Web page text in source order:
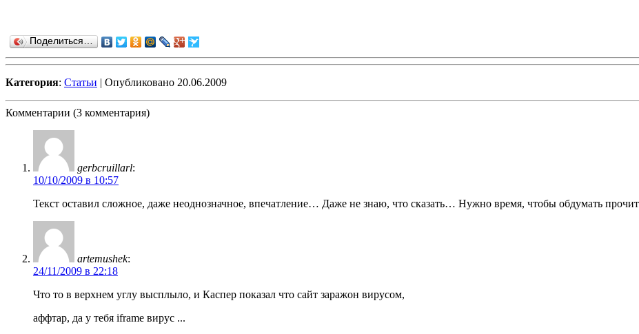
Поделиться…
Категория: Статьи | Опубликовано 20.06.2009
Комментарии (3 комментария)
gerbcruillarl:
10/10/2009 в 10:57
Текст оставил сложное, даже неоднозначное, впечатление… Даже не знаю, что сказать… Нужно время, чтобы обдумать
artemushek:
24/11/2009 в 22:18
Что то в верхнем углу высплыло, и Каспер показал что сайт заражон вирусом,
аффтар, да у тебя iframe вирус ...